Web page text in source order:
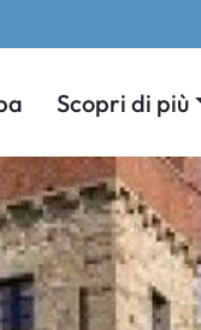
Scopri di più